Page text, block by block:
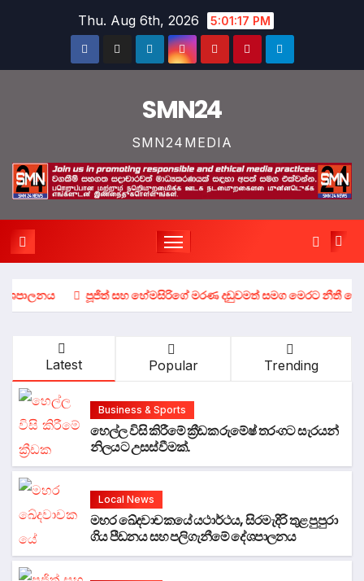
Thu. Aug 6th, 2026 5:01:18 PM
SMN24
SMN24MEDIA
පූජිත් සහ හේමසිරිගේ මරණ දඩුවමත් සමග මෙරට නීතී ක්‍රේෂ්ත්‍රය තුල
Latest Popular Trending
Business & Sports
හෙල්ල විසි කිරීමේ ක්‍රීඩක රුමේෂ් තරංගට සැරයන්
නිලයට උසස්වීමක්.
Local News
මහර ඛේදවාචකයේ යථාර්ථය, සිරමැදිරි තුළ පුපුරා
ගිය පීඩනය සහ පලිගැනීමේ දේශපාලනය